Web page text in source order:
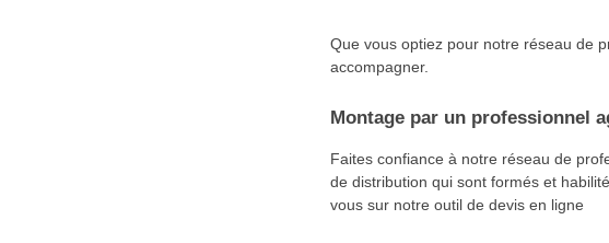
Que vous optiez pour notre réseau de
accompagner.
Montage par un professionnel
Faites confiance à notre réseau de
de distribution qui sont formés et
vous sur notre outil de devis en ligne